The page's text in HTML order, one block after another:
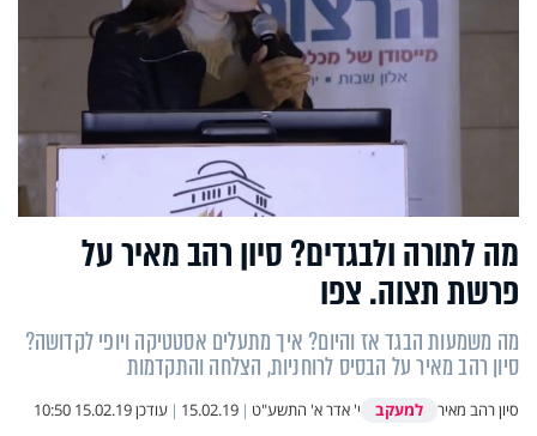
מה לתורה ולבגדים? סיון רהב מאיר על
פרשת תצוה. צפו
מה משמעות הבגד אז והיום? איך מתעלים אסטטיקה ויופי לקדושה?
סיון רהב מאיר על הבסיס לרוחניות, הצלחה והתקדמות
סיון רהב מאיר למעקב י' אדר א' התשע"ט |
15.02.19
| עודכן15.02.19 10:50